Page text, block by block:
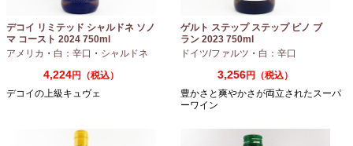
デコイ リミテッド シャルドネ ソノ
マ コースト 2024 750ml
アメリカ ・ 白：辛口 ・ シャルドネ
4,224円（税込）
デコイの上級キュヴェ
ゲルト ステップ ステップ ピノ ブ
ラン 2023 750ml
ドイツ/ファルツ ・ 白：辛口
3,256円（税込）
豊かさと爽やかさが両立されたスーパ
ーワイン